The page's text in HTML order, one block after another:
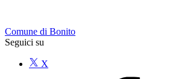
Comune di Bonito
Seguici su
X